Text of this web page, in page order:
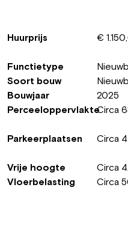
Huurprijs €
Functietype
Soort bouw
Bouwjaar
2025
PerceeloppervlakteCirca
Parkeerplaatsen Circa
Vrije hoogte
Circa
Vloerbelasting
Circa